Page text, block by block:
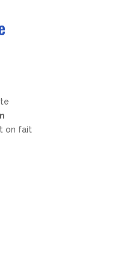
on fait